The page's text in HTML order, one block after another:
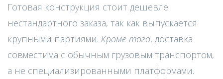
Готовая конструкция стоит дешевле
нестандартного заказа, так как выпускается
крупными партиями. Кроме того, доставка
совместима с обычным грузовым транспортом,
а не специализированными платформами.